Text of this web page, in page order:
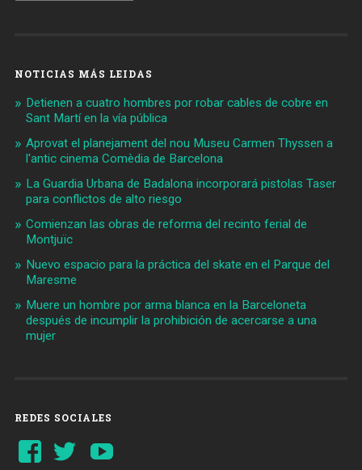
NOTICIAS MÁS LEIDAS
Detienen a cuatro hombres por robar cables de cobre en
Sant Martí en la vía pública
Aprovat el planejament del nou Museu Carmen Thyssen a
l'antic cinema Comèdia de Barcelona
La Guardia Urbana de Badalona incorporará pistolas Taser
para conflictos de alto riesgo
Comienzan las obras de reforma del recinto ferial de
Montjuïc
Nuevo espacio para la práctica del skate en el Parque del
Maresme
Muere un hombre por arma blanca en la Barceloneta
después de incumplir la prohibición de acercarse a una
mujer
REDES SOCIALES
Ver
perfil
Ver
perfil